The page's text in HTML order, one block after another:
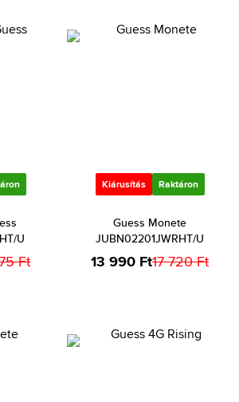
U
Ft
Kiárusítás Raktáron
Guess Monete
JUBN02201JWRHT/U
13 990 Ft17 720 Ft